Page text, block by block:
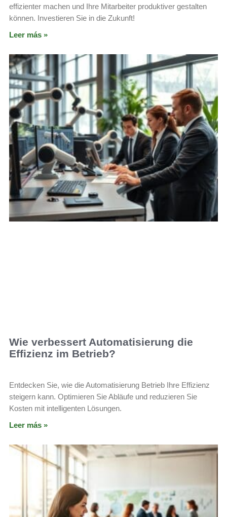
effizienter machen und Ihre Mitarbeiter produktiver gestalten
können. Investieren Sie in die Zukunft!
Leer más »
Wie verbessert Automatisierung die
Effizienz im Betrieb?
Entdecken Sie, wie die Automatisierung Betrieb Ihre Effizienz
steigern kann. Optimieren Sie Abläufe und reduzieren Sie
Kosten mit intelligenten Lösungen.
Leer más »